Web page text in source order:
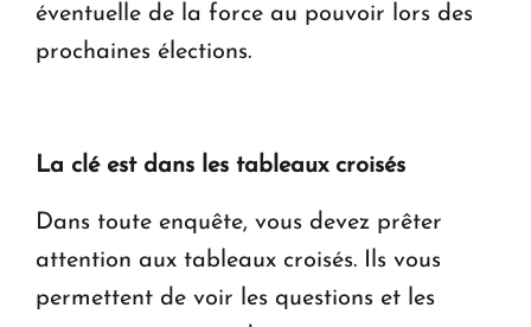
éventuelle de la force au pouvoir lors des
prochaines élections.
La clé est dans les tableaux croisés
Dans toute enquête, vous devez prêter
attention aux tableaux croisés. Ils vous
permettent de voir les questions et les